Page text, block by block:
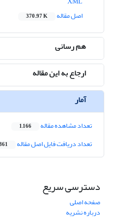
اصل مقاله
370.97 K
هم رسانی
ارجاع به این مقاله
آمار
تعداد مشاهده مقاله 1,166
تعداد دریافت فایل اصل مقاله
دسترسی سریع
صفحه اصلی
درباره نشریه